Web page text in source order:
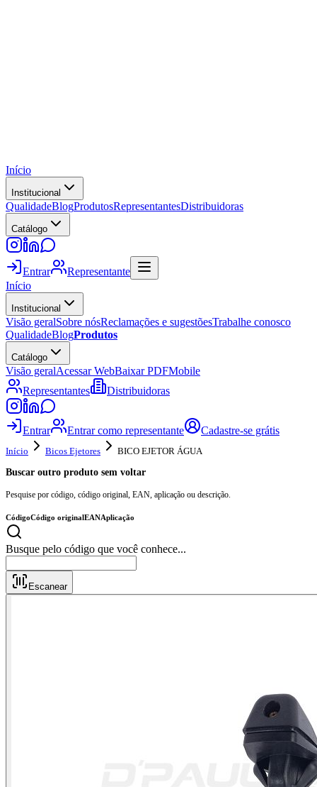
Início
Institucional
QualidadeBlogProdutosRepresentantesDistribuidoras
Catálogo
Entrar
Representante
Início
Institucional
Visão geralSobre nósReclamações e sugestõesTrabalhe conosco
QualidadeBlogProdutos
Catálogo
Visão geralAcessar WebBaixar PDFMobile
Representantes
Distribuidoras
Entrar Entrar como representante Cadastre-se grátis
Início Bicos Ejetores
BICO EJETOR ÁGUA
Buscar outro produto sem voltar
Pesquise por código, código original, EAN, aplicação ou descrição.
CódigoCódigo originalEANAplicação
Busque pelo código que você conhece
Escanear